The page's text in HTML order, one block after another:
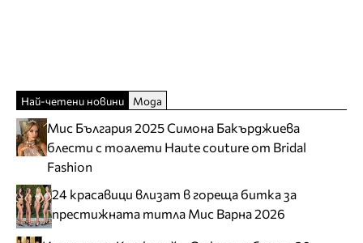
Най-четени новини Мода
Мис България 2025 Симона Бакърджиева
блести с тоалети Haute couture от Bridal
Fashion
24 красавици влизат в гореща битка за
престижната титла Мис Варна 2026